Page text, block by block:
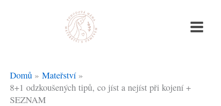
Domů
Mateřství
8+1 odzkoušených tipů, co jíst a nejíst při kojení +
SEZNAM